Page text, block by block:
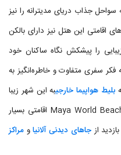
جذاب دریای مدیترانه را نیز
اقامتی این هتل نیز دارای بالکن
را پیشکش نگاه ساکنان خود
فکر سفری متفاوت و خاطره‌انگیز به
بلیط هواپیما خارجیبه این شهر زیبا
سفر کنید و با سکونت در هتل Maya World Beach Alanya اقامتی بسیار
ازجاهای دیدنی آلانیاو مراکز